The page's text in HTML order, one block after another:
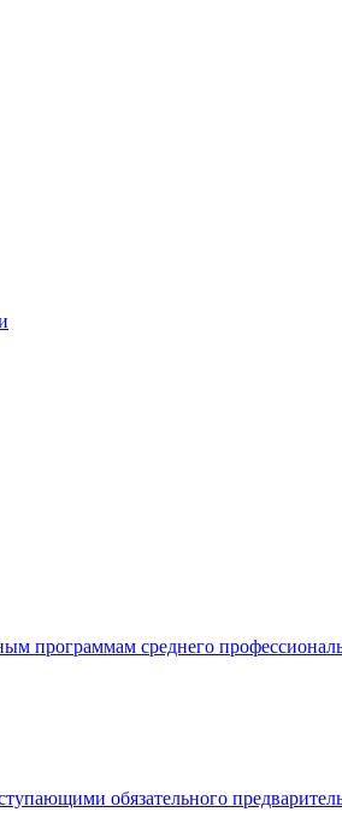
программам среднего
обязательного